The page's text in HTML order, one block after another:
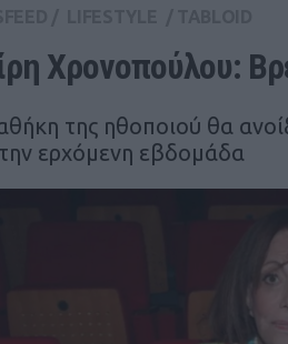
Χρονοπούλου:
της ηθοποιού θα
ερχόμενη εβδομάδα